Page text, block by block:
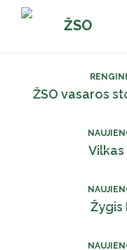
Pereiti
ŽSO
ŽSO vasaros
Žygis